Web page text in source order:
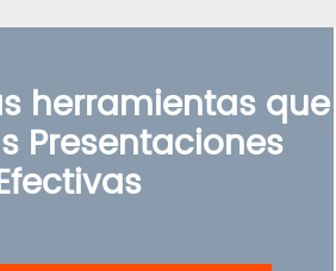
herramientas que
Presentaciones